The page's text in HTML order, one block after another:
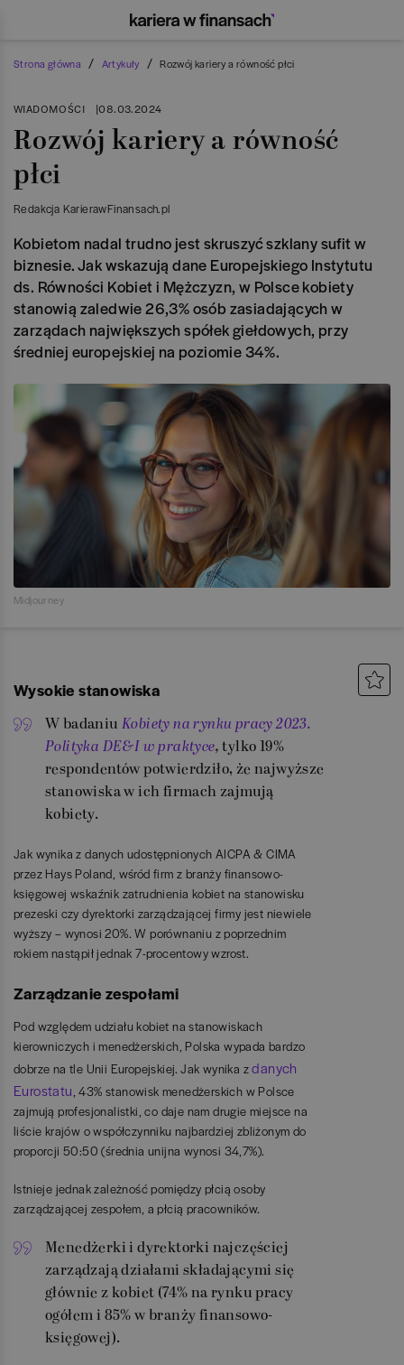
Strona główna / Artykuły / Rozwój kariery a równość płci
WIADOMOŚCI |08.03.2024
Rozwój kariery a równość
płci
Redakcja KarierawFinansach.pl
Kobietom nadal trudno jest skruszyć szklany sufit w
biznesie. Jak wskazują dane Europejskiego Instytutu
ds. Równości Kobiet i Mężczyzn, w Polsce kobiety
stanowią zaledwie 26,3% osób zasiadających w
zarządach największych spółek giełdowych, przy
średniej europejskiej na poziomie 34%.
Midjourney
Wysokie stanowiska
W badaniu Kobiety na rynku pracy 2023.
Polityka DE&I w praktyce,tylko 19%
respondentów potwierdziło, że najwyższe
stanowiska w ich firmach zajmują
kobiety.
Jak wynika z danych udostępnionych AICPA & CIMA
przez Hays Poland, wśród firm z branży finansowo-
księgowej wskaźnik zatrudnienia kobiet na stanowisku
prezeski czy dyrektorki zarządzającej firmy jest niewiele
wyższy – wynosi 20%. W porównaniu z poprzednim
rokiem nastąpił jednak 7-procentowy wzrost.
Zarządzanie zespołami
Pod względem udziału kobiet na stanowiskach
kierowniczych i menedżerskich, Polska wypada bardzo
dobrze na tle Unii Europejskiej. Jak wynika zdanych
Eurostatu, 43% stanowisk menedżerskich w Polsce
zajmują profesjonalistki, co daje nam drugie miejsce na
liście krajów o współczynniku najbardziej zbliżonym do
proporcji 50:50 (średnia unijna wynosi 34,7%).
Istnieje jednak zależność pomiędzy płcią osoby
zarządzającej zespołem, a płcią pracowników.
Menedżerki i dyrektorki najczęściej
zarządzają działami składającymi się
głównie z kobiet (74% na rynku pracy
ogółem i 85% w branży finansowo-
księgowej).